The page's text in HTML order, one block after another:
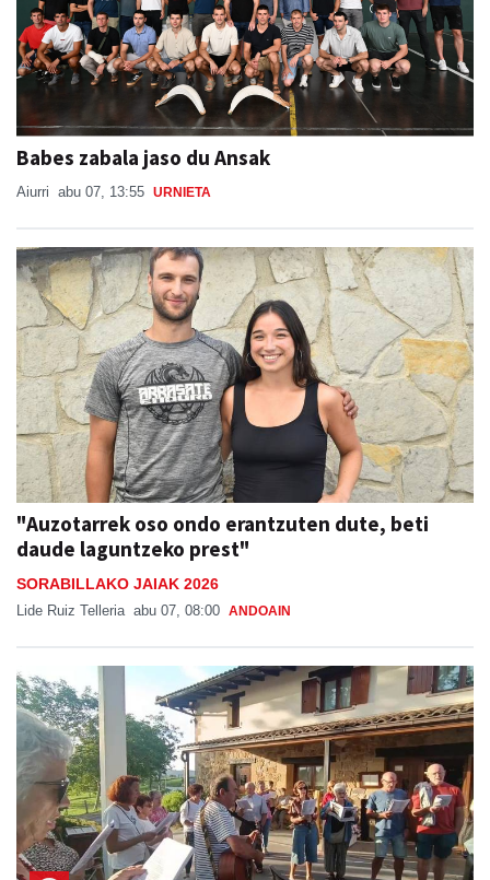
Babes zabala jaso du Ansak
Aiurri abu 07, 13:55 URNIETA
"Auzotarrek oso ondo erantzuten dute, beti
daude laguntzeko prest"
SORABILLAKO JAIAK 2026
Lide Ruiz Telleria abu 07, 08:00 ANDOAIN